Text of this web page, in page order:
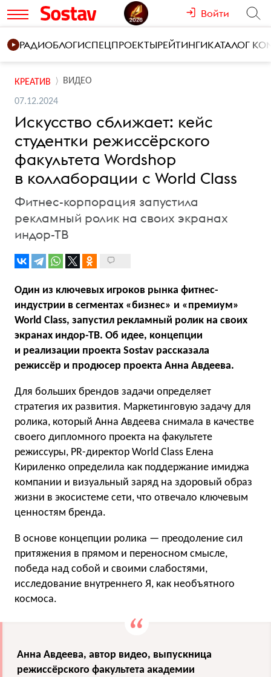
Войти
РАДИОБЛОГИСПЕЦПРОЕКТЫРЕЙТИНГИКАТАЛОГ
КРЕАТИВ ВИДЕО
07.12.2024
Искусство сближает: кейс
студентки режиссёрского
факультета Wordshop
в коллаборации с World Class
Фитнес-корпорация запустила
рекламный ролик на своих экранах
индор-ТВ
Один из ключевых игроков рынка фитнес-
индустрии в сегментах «бизнес» и «премиум»
World Class, запустил рекламный ролик на своих
экранах индор-ТВ. Об идее, концепции
и реализации проекта Sostav рассказала
режиссёр и продюсер проекта Анна Авдеева.
Для больших брендов задачи определяет
стратегия их развития. Маркетинговую задачу для
ролика, который Анна Авдеева снимала в качестве
своего дипломного проекта на факультете
режиссуры, PR-директор World Class Елена
Кириленко определила как поддержание имиджа
компании и визуальный заряд на здоровый образ
жизни в экосистеме сети, что отвечало ключевым
ценностям бренда.
В основе концепции ролика — преодоление сил
притяжения в прямом и переносном смысле,
победа над собой и своими слабостями,
исследование внутреннего Я, как необъятного
космоса.
Анна Авдеева, автор видео, выпуcкница
режиссёрского факультета академии